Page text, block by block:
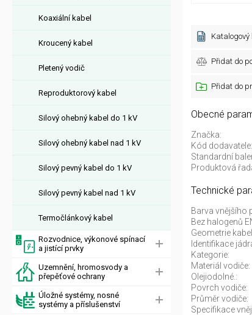
Koaxiální kabel
Kroucený kabel
Pletený vodič
Reproduktorový kabel
Silový ohebný kabel do 1 kV
Silový ohebný kabel nad 1 kV
Silový pevný kabel do 1 kV
Silový pevný kabel nad 1 kV
Termočlánkový kabel
Rozvodnice, výkonové spínací
a jistící prvky
Uzemnění, hromosvody a
přepěťové ochrany
Úložné systémy, nosné
systémy a příslušenství
Katalogový
Přidat do
Přidat do
Obecné
Značka:
Kód dodavatele:
Standardní
Produktová
Technické
Barva vnějšího
Bez halogenů
Geometrie
Identifikace
Kategorie:
Materiál vodiče:
Olejiodolné.:
Povrch vodiče:
Průměr vodiče:
Specifikace